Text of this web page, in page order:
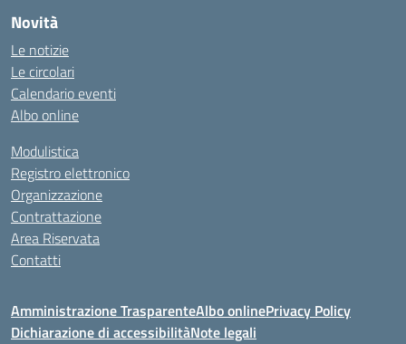
Novità
Le notizie
Le circolari
Calendario eventi
Albo online
Modulistica
Registro elettronico
Organizzazione
Contrattazione
Area Riservata
Contatti
Amministrazione TrasparenteAlbo onlinePrivacy Policy
Dichiarazione di accessibilitàNote legali